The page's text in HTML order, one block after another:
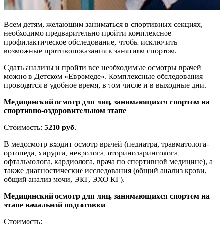
Всем детям, желающим заниматься в спортивных секциях,
необходимо предварительно пройти комплексное
профилактическое обследование, чтобы исключить
возможные противопоказания к занятиям спортом.
Сдать анализы и пройти все необходимые осмотры врачей
можно в Детском «Евромеде». Комплексные обследования
проводятся в удобное время, в том числе и в выходные дни.
Медицинский осмотр для лиц, занимающихся спортом на
спортивно-оздоровительном этапе
Стоимость: 5210 руб.
В медосмотр входит осмотр врачей (педиатра, травматолога-
ортопеда, хирурга, невролога, оториноларинголога,
офтальмолога, кардиолога, врача по спортивной медицине), а
также диагностические исследования (общий анализ крови,
общий анализ мочи, ЭКГ, ЭХО КГ).
Медицинский осмотр для лиц, занимающихся спортом на
этапе начальной подготовки
Стоимость: